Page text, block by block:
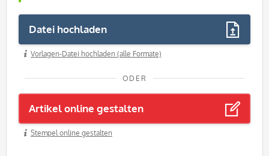
Datei hochladen
Vorlagen-Datei hochladen (alle Formate)
ODER
Artikel online gestalten
Stempel online gestalten